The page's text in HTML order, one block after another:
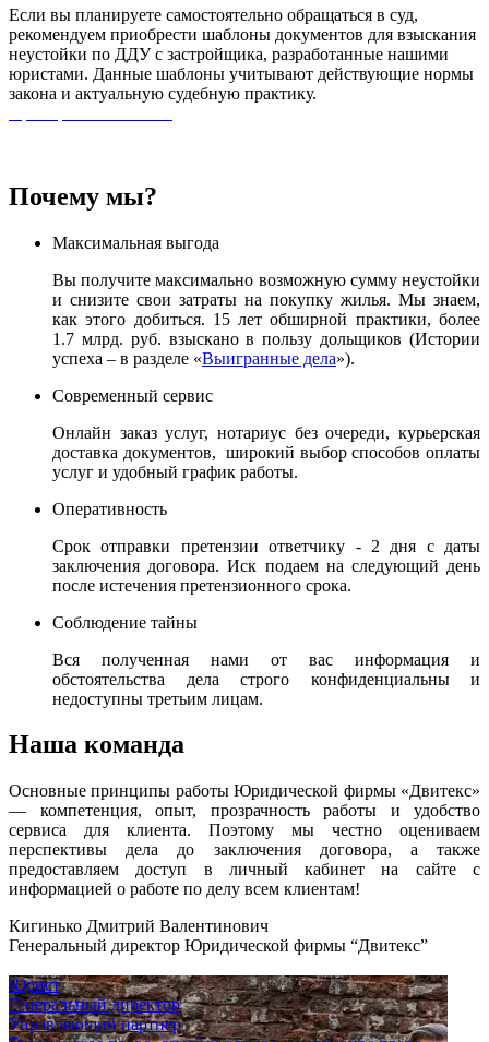
Если вы планируете самостоятельно обращаться в суд,
рекомендуем приобрести шаблоны документов для взыскания
неустойки по ДДУ с застройщика, разработанные нашими
юристами. Данные шаблоны учитывают действующие нормы
закона и актуальную судебную практику.
Почему мы?
Максимальная выгода
Вы получите максимально возможную сумму неустойки
и снизите свои затраты на покупку жилья. Мы знаем,
как этого добиться. 15 лет обширной практики, более
1.7 млрд. руб. взыскано в пользу дольщиков (Истории
успеха – в разделе «Выигранные дела»).
Современный сервис
Онлайн заказ услуг, нотариус без очереди, курьерская
доставка документов, широкий выбор способов оплаты
услуг и удобный график работы.
Оперативность
Срок отправки претензии ответчику - 2 дня с даты
заключения договора. Иск подаем на следующий день
после истечения претензионного срока.
Соблюдение тайны
Вся полученная нами от вас информация и
обстоятельства дела строго конфиденциальны и
недоступны третьим лицам.
Наша команда
Основные принципы работы Юридической фирмы «Двитекс»
— компетенция, опыт, прозрачность работы и удобство
сервиса для клиента. Поэтому мы честно оцениваем
перспективы дела до заключения договора, а также
предоставляем доступ в личный кабинет на сайте с
информацией о работе по делу всем клиентам!
Кигинько Дмитрий Валентинович
Генеральный директор Юридической фирмы “Двитекс”
Юрист
Генеральный директор
Управляющий партнер